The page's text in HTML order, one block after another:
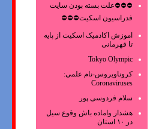
⛔⛔⛔علت بسته بودن سایت
فدراسیون اسکیت⛔⛔⛔
اموزش اکادمیک اسکیت از پایه
تا قهرمانی
Tokyo Olympic
کروناویروس‌-نام علمی:
Coronaviruses
سلام فردوسی پور
هشدار واماده باش وقوع سیل
در ۱۰ استان